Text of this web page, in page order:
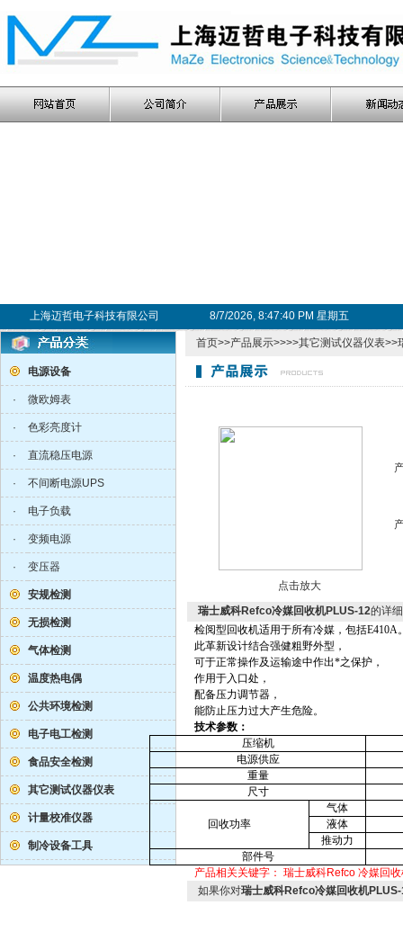
上海迈哲电子科技有限公司 8/7/2026, 8:47:41 PM 星期五
电源设备
· 微欧姆表
· 色彩亮度计
· 直流稳压电源
· 不间断电源UPS
· 电子负载
· 变频电源
· 变压器
安规检测
无损检测
气体检测
温度热电偶
公共环境检测
电子电工检测
食品安全检测
其它测试仪器仪表
计量校准仪器
制冷设备工具
首页>>产品展示>>>>其它测试仪器仪表>>
点击放大
瑞士威科Refco冷媒回收机PLUS-12的详
检阅型回收机适用于所有冷媒，包括E410A
此革新设计结合强健粗野外型，
可于正常操作及运输途中作出*之保护，
作用于入口处，
配备压力调节器，
能防止压力过大产生危险。
技术参数：
压缩机
电源供应
重量
尺寸
回收功率
气体
液体
推动力
部件号
产品相关关键字： 瑞士威科Refco 冷媒回
如果你对瑞士威科Refco冷媒回收机